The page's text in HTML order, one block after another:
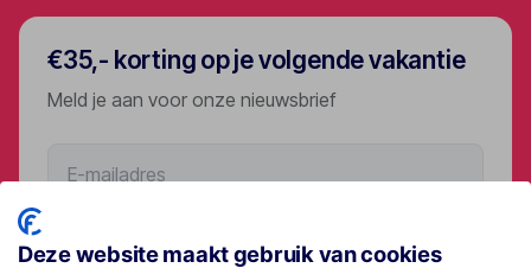
€35,- korting op je volgende vakantie
Meld je aan voor onze nieuwsbrief
Deze website maakt gebruik van cookies